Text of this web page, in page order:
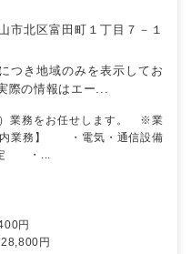
市北区富田町１丁目７－１
つき地域のみを表示してお
際の情報はエー...
業務をお任せします。 ※業
業務】 ・電気・通信設備
定 ・...
円
円